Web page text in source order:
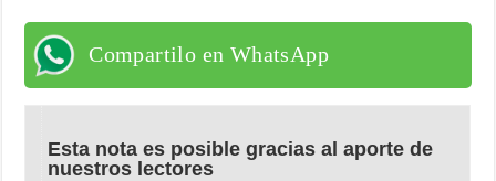
Compartilo en WhatsApp
Esta nota es posible gracias al aporte de
nuestros lectores